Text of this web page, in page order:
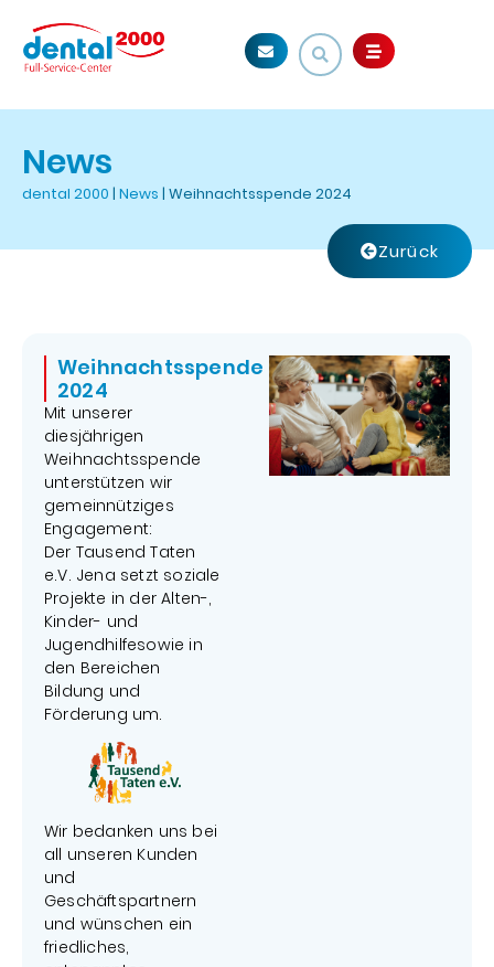
News
dental 2000 | News | Weihnachtsspende 2024
Zurück
Weihnachtsspende
2024
Mit unserer
diesjährigen
Weihnachtsspende
unterstützen wir
gemeinnütziges
Engagement:
Der Tausend Taten
e.V. Jena setzt soziale
Projekte in der Alten-,
Kinder- und
Jugendhilfesowie in
den Bereichen
Bildung und
Förderung um.
Wir bedanken uns bei
all unseren Kunden
und
Geschäftspartnern
und wünschen ein
friedliches,